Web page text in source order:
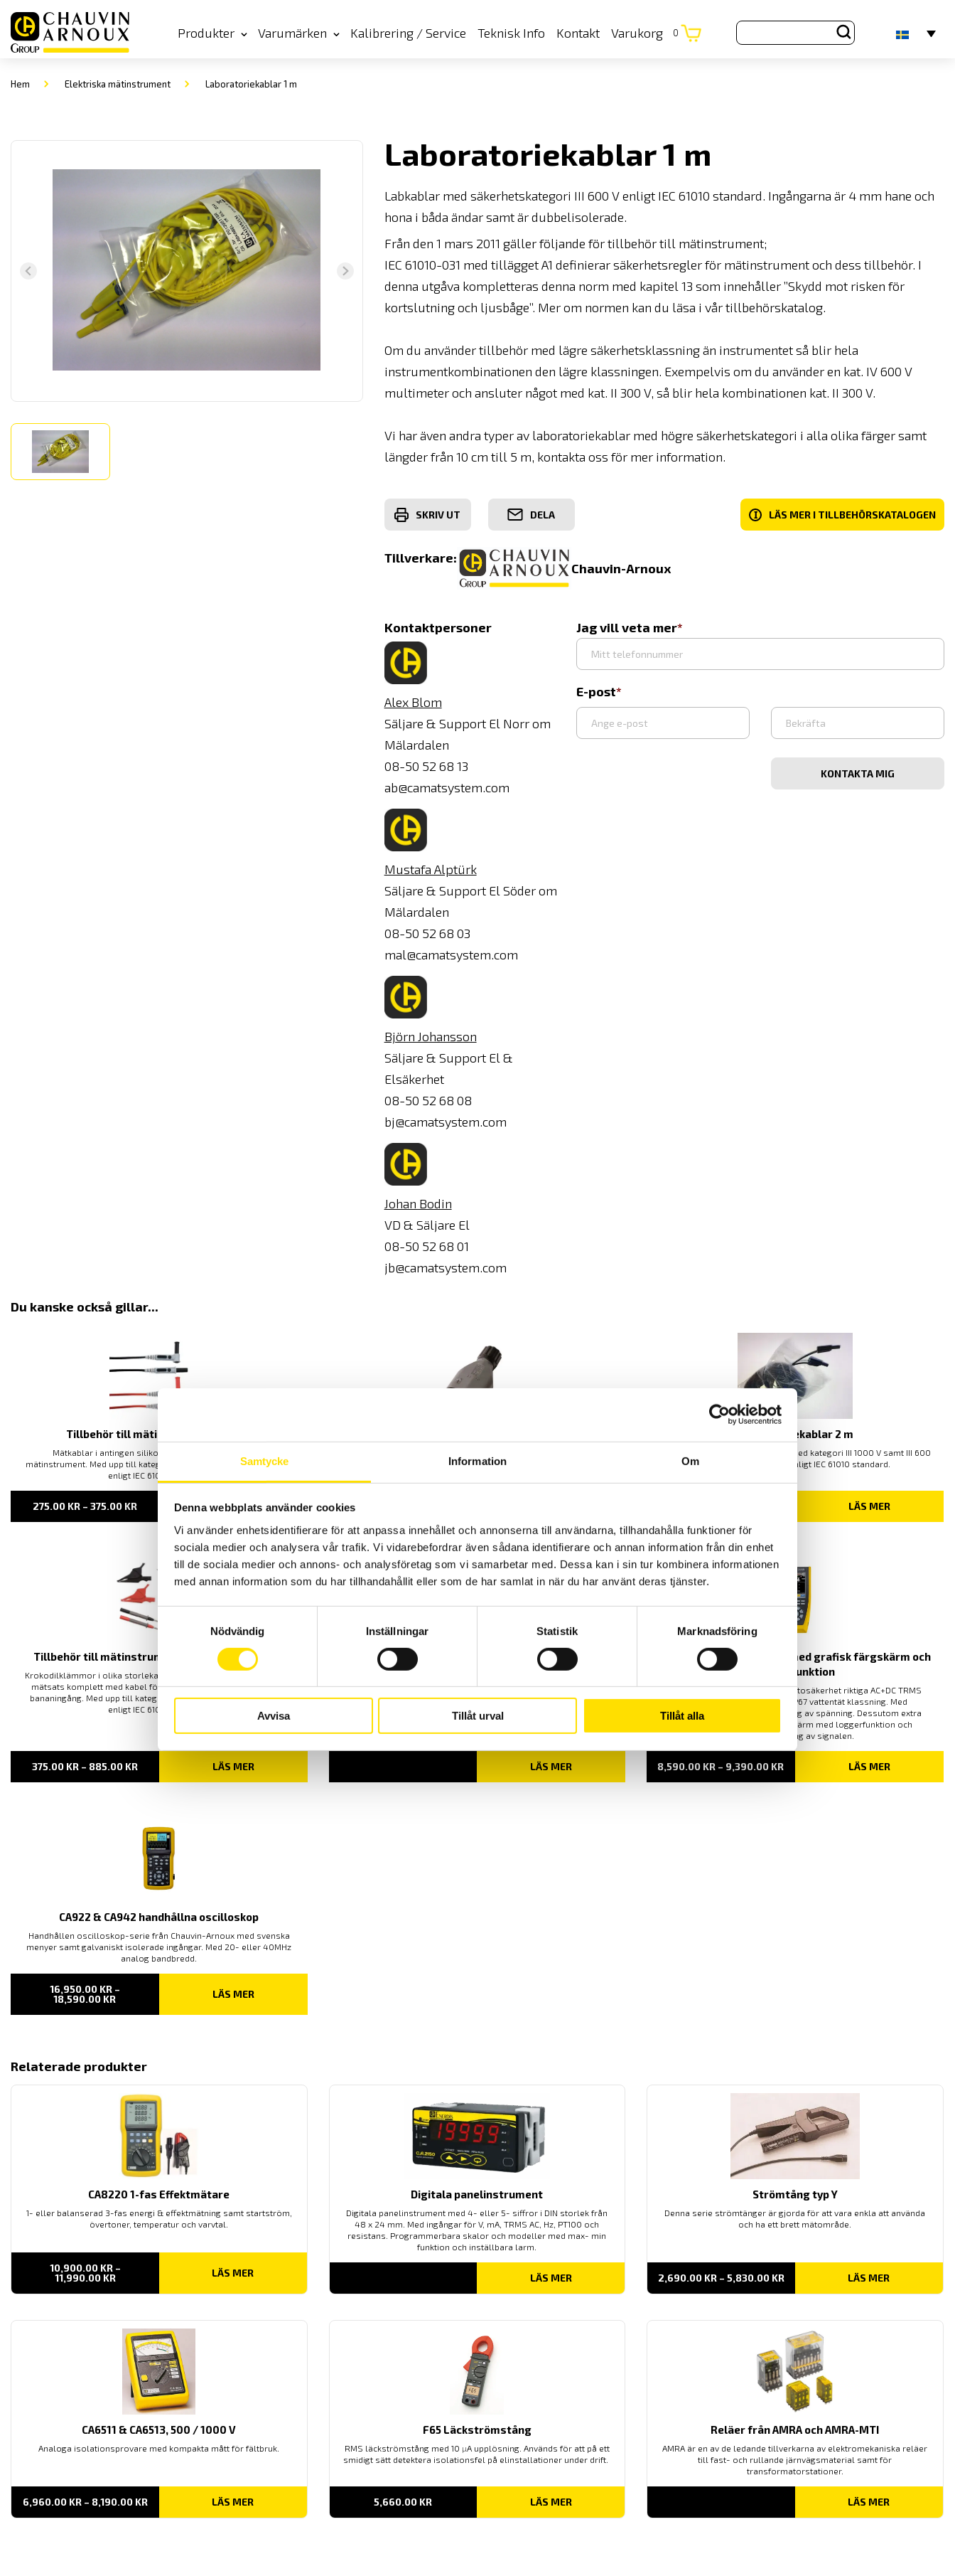
Samtycke Information Om
Denna webbplats använder cookies
Vi använder enhetsidentifierare för att anpassa innehållet och annonserna till användarna, tillhandahålla funktioner för
sociala medier och analysera vår trafik. Vi vidarebefordrar även sådana identifierare och annan information från din enhet
till de sociala medier och annons- och analysföretag som vi samarbetar med. Dessa kan i sin tur kombinera informationen
med annan information som du har tillhandahållit eller som de har samlat in när du har använt deras tjänster.
Nödvändig
Inställningar Statistik Marknadsföring
Avvisa Tillåt urval Tillåt alla
Produkter Varumärken Kalibrering / Service Teknisk Info Kontakt Varukorg 0
Hem Elektriska mätinstrument Laboratoriekablar 1 m
Laboratoriekablar 1 m
Labkablar med säkerhetskategori III 600 V enligt IEC 61010 standard. Ingångarna är 4 mm hane och
hona i båda ändar samt är dubbelisolerade.
Från den 1 mars 2011 gäller följande för tillbehör till mätinstrument;
IEC 61010-031 med tillägget A1 definierar säkerhetsregler för mätinstrument och dess tillbehör. I
denna utgåva kompletteras denna norm med kapitel 13 som innehåller ”Skydd mot risken för
kortslutning och ljusbåge”. Mer om normen kan du läsa i vår tillbehörskatalog.
Om du använder tillbehör med lägre säkerhetsklassning än instrumentet så blir hela
instrumentkombinationen den lägre klassningen. Exempelvis om du använder en kat. IV 600 V
multimeter och ansluter något med kat. II 300 V, så blir hela kombinationen kat. II 300 V.
Vi har även andra typer av laboratoriekablar med högre säkerhetskategori i alla olika färger samt
längder från 10 cm till 5 m, kontakta oss för mer information.
SKRIV UT DELA I LÄS MER I TILLBEHÖRSKATALOGEN
Tillverkare:
Chauvin-Arnoux
Kontaktpersoner
Alex Blom
Säljare & Support El Norr om
Mälardalen
08-50 52 68 13
ab@camatsystem.com
Mustafa Alptürk
Säljare & Support El Söder om
Mälardalen
08-50 52 68 03
mal@camatsystem.com
Björn Johansson
Säljare & Support El &
Elsäkerhet
08-50 52 68 08
bj@camatsystem.com
Johan Bodin
VD & Säljare El
08-50 52 68 01
jb@camatsystem.com
Jag vill veta mer
E-post
Bekräfta
Du kanske också gillar...
Tillbehör till mätinstrument, kablar
Mätkablar i antingen silikon eller PVC matrial för alla
mätinstrument. Med upp till kategori IV 1000 V säkerhetsklassning
enligt IEC 61010 standard.
275.00 KR – 375.00 KRPRISINTERVALL:
275.00 KR
TILL
375.00 KR
LÄS MER
som passar till alla mätinstrument som exempelvis multimetrar,
299.00
TILL
995.00 KR
Laboratoriekablar 2 m
Dubbelisolerade labkablar i PVC med kategori III 1000 V samt III 600
V säkerhetsklassning enligt IEC 61010 standard.
LÄS MER
Tillbehör till mätinstrument, krokodiler, magnet
Krokodilklämmor i olika storlekar samt praktisk magnetprob samt
mätsats komplett med kabel för alla mätinstrument med 4 mm
bananingång. Med upp till kategori IV 1000 V säkerhetsklassning
enligt IEC 61010 standard.
375.00 KR – 885.00 KRPRISINTERVALL:
TILL
LÄS MER
Laboratoriekablar 25 cm, silikon
III 600 V säkerhetsklassning enligt IEC 61010 standard.
LÄS MER
CA5292 & CA5293 ASYC IV med grafisk färgskärm och
loggerfunktion
100 000 siffrors med lägsta mätosäkerhet riktiga AC+DC TRMS
mätande multimetrar med IP67 vattentät klassning. Med
lågimpedansområde för mätning av spänning. Dessutom extra
funktioner som grafisk färgskärm med loggerfunktion och
vågformsvisning av signalen.
8,590.00 KR – 9,390.00 KR PRISINTERVALL:
TILL
LÄS MER
CA922 & CA942 handhållna oscilloskop
Handhållen oscilloskop-serie från Chauvin-Arnoux med svenska
menyer samt galvaniskt isolerade ingångar. Med 20- eller 40MHz
analog bandbredd.
16,950.00 KR –
18,590.00 KRPRISINTERVALL:
TILL
LÄS MER
Relaterade produkter
CA8220 1-fas Effektmätare
1- eller balanserad 3-fas energi & effektmätning samt startström,
övertoner, temperatur och varvtal.
10,900.00 KR –
11,990.00 KRPRISINTERVALL:
TILL
LÄS MER
Digitala panelinstrument
Digitala panelinstrument med 4- eller 5- siffror i DIN storlek från
48 x 24 mm. Med ingångar för V, mA, TRMS AC, Hz, PT100 och
resistans. Programmerbara skalor och modeller med max- min
funktion och inställbara larm.
LÄS MER
Strömtång typ Y
Denna serie strömtänger är gjorda för att vara enkla att använda
och ha ett brett mätområde.
2,690.00 KR – 5,830.00 KRPRISINTERVALL:
TILL
LÄS MER
CA6511 & CA6513, 500 / 1000 V
Analoga isolationsprovare med kompakta mått för fältbruk.
6,960.00 KR – 8,190.00 KRPRISINTERVALL:
TILL
LÄS MER
F65 Läckströmstång
RMS läckströmstång med 10 µA upplösning. Används för att på ett
smidigt sätt detektera isolationsfel på elinstallationer under drift.
5,660.00 KR LÄS MER
Reläer från AMRA och AMRA-MTI
AMRA är en av de ledande tillverkarna av elektromekaniska reläer
till fast- och rullande järnvägsmaterial samt för
transformatorstationer.
LÄS MER